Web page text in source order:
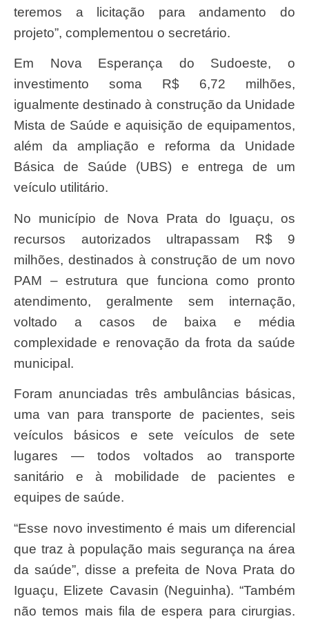
teremos a licitação para andamento do
projeto”, complementou o secretário.
Em Nova Esperança do Sudoeste, o
investimento soma R$ 6,72 milhões,
igualmente destinado à construção da Unidade
Mista de Saúde e aquisição de equipamentos,
além da ampliação e reforma da Unidade
Básica de Saúde (UBS) e entrega de um
veículo utilitário.
No município de Nova Prata do Iguaçu, os
recursos autorizados ultrapassam R$ 9
milhões, destinados à construção de um novo
PAM – estrutura que funciona como pronto
atendimento, geralmente sem internação,
voltado a casos de baixa e média
complexidade e renovação da frota da saúde
municipal.
Foram anunciadas três ambulâncias básicas,
uma van para transporte de pacientes, seis
veículos básicos e sete veículos de sete
lugares — todos voltados ao transporte
sanitário e à mobilidade de pacientes e
equipes de saúde.
“Esse novo investimento é mais um diferencial
que traz à população mais segurança na área
da saúde”, disse a prefeita de Nova Prata do
Iguaçu, Elizete Cavasin (Neguinha). “Também
não temos mais fila de espera para cirurgias.